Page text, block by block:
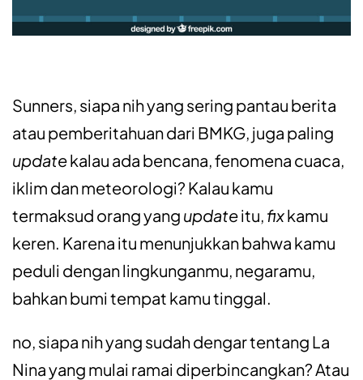
Sunners, siapa nih yang sering pantau berita
atau pemberitahuan dari BMKG, juga paling
updatekalau ada bencana, fenomena cuaca,
iklim dan meteorologi? Kalau kamu
termaksud orang yang updateitu, fixkamu
keren. Karena itu menunjukkan bahwa kamu
peduli dengan lingkunganmu, negaramu,
bahkan bumi tempat kamu tinggal.
no, siapa nih yang sudah dengar tentang La
Nina yang mulai ramai diperbincangkan? Atau